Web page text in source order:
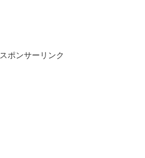
スポンサーリンク